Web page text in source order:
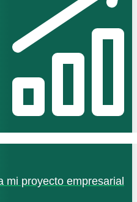
mi proyecto empresarial